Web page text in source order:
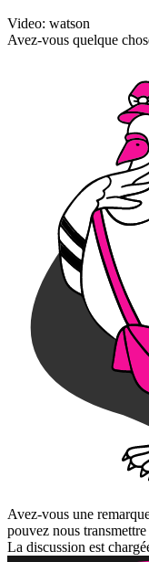
Video: watson
Avez-vous quelque
Avez-vous une
pouvez nous
La discussion est